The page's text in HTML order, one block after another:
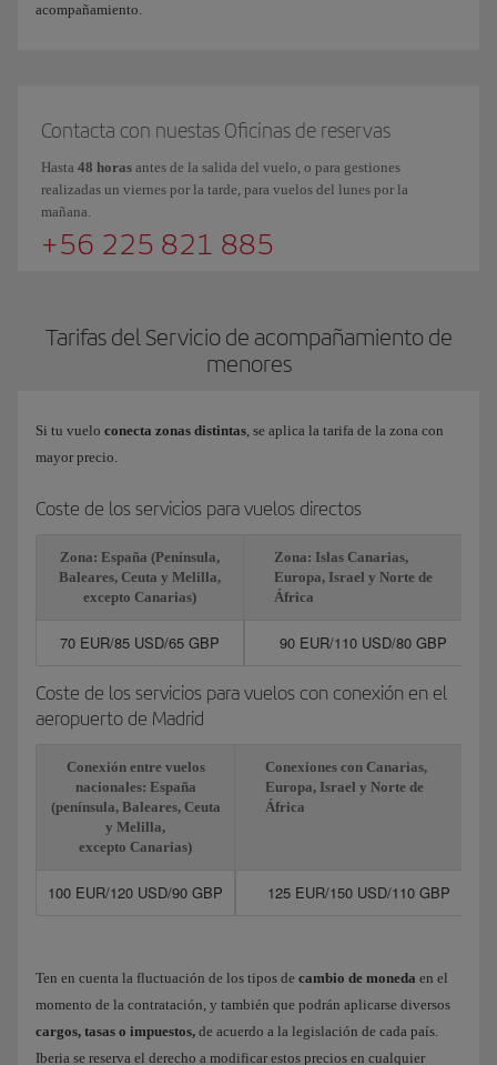
acompañamiento.
Contacta con nuestas Oficinas de reservas
Hasta 48 horas antes de la salida del vuelo, o para gestiones
realizadas un viernes por la tarde, para vuelos del lunes por la
mañana.
+56 225 821 885
Tarifas del Servicio de acompañamiento de
menores
Si tu vuelo conecta zonas distintas, se aplica la tarifa de la zona con
mayor precio.
Coste de los servicios para vuelos directos
Zona: España (Península,
Baleares, Ceuta y Melilla,
excepto Canarias)
Zona: Islas Canarias,
Europa, Israel y Norte de
África
70 EUR/85 USD/65 GBP 90 EUR/110 USD/80 GBP
Coste de los servicios para vuelos con conexión en el
aeropuerto de Madrid
Conexión entre vuelos
nacionales: España
(península, Baleares, Ceuta
y Melilla,
excepto Canarias)
Conexiones con Canarias,
Europa, Israel y Norte de
África
100 EUR/120 USD/90 GBP 125 EUR/150 USD/110 GBP
Ten en cuenta la fluctuación de los tipos de cambio de moneda en el
momento de la contratación, y también que podrán aplicarse diversos
cargos, tasas o impuestos, de acuerdo a la legislación de cada país.
Iberia se reserva el derecho a modificar estos precios en cualquier